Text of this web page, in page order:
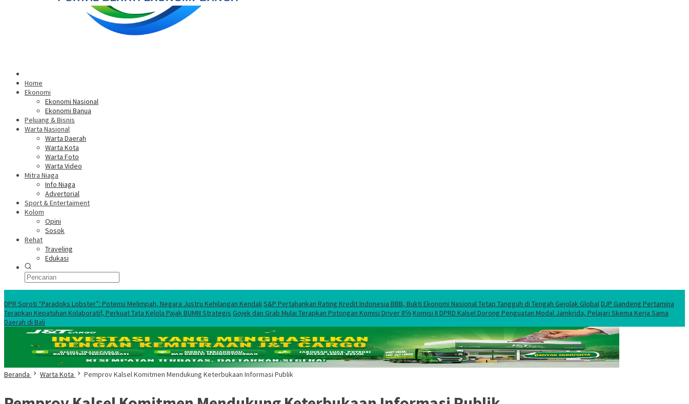
Home
Ekonomi
Ekonomi Nasional
Ekonomi Banua
Peluang & Bisnis
Warta Nasional
Warta Daerah
Warta Kota
Warta Foto
Warta Video
Mitra Niaga
Info Niaga
Advertorial
Sport & Entertaiment
Kolom
Opini
Sosok
Rehat
Traveling
Edukasi
DPR Soroti “Paradoks Lobster”: Potensi Melimpah, Negara Justru Kehilangan Kendali S&P Pertahankan Rating Kredit Indonesia BBB, Bukti Ekonomi Nasional Tetap Tangguh di Tengah Gejolak GlobalDJP Gandeng Pertamina
Terapkan Kepatuhan Kolaboratif, Perkuat Tata Kelola Pajak BUMN Strategis Gojek dan Grab Mulai Terapkan Potongan Komisi Driver 8℅Komisi II DPRD Kalsel Dorong Penguatan Modal Jamkrida, Pelajari Skema Kerja Sama
Daerah di Bali
Beranda Warta Kota Pemprov Kalsel Komitmen Mendukung Keterbukaan Informasi Publik